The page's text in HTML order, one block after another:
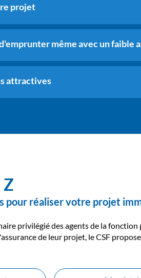
projet
même avec un faible
attractives
Z
pour réaliser votre projet
privilégié des agents de la
de leur projet, le CSF